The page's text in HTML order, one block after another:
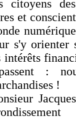
citoyens
et
s'y orienter
intérêts
:
!